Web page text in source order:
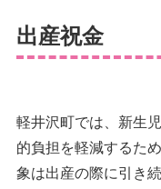
出産祝金
軽井沢町では、新生
的負担を軽減するた
象は出産の際に引き